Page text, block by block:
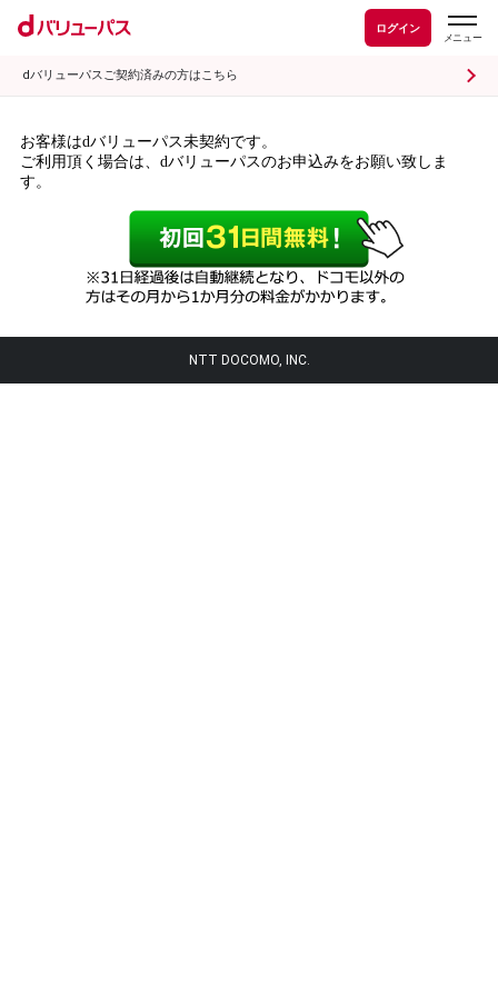
ログイン
dバリューパスご契約済みの方はこちら
お客様はdバリューパス未契約です。
ご利用頂く場合は、dバリューパスのお申込みをお願い致しま
す。
NTT DOCOMO, INC.